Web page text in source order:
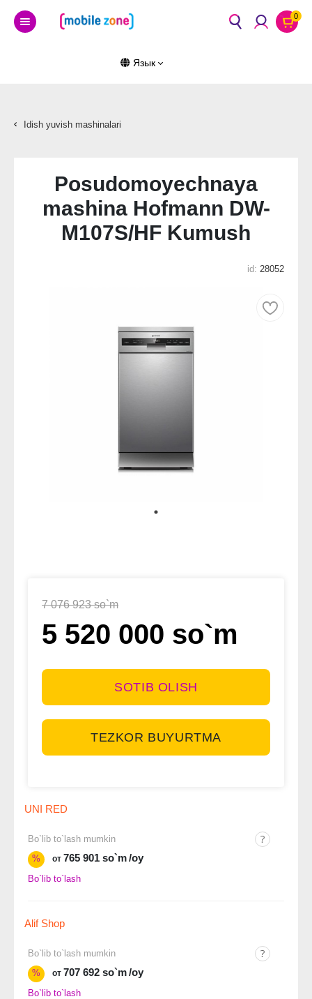
0
Язык
Idish yuvish mashinalari
Posudomoyechnaya
mashina Hofmann DW-
M107S/HF Kumush
id: 28052
7 076 923 so`m
5 520 000 so`m
SOTIB OLISH
TEZKOR BUYURTMA
UNI RED
Bo`lib to`lash mumkin
%
от 765 901 so`m/oy
Bo`lib to`lash
Alif Shop
Bo`lib to`lash mumkin
%
от 707 692 so`m/oy
Bo`lib to`lash